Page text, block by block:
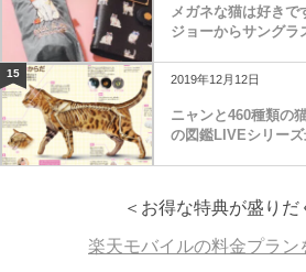
メガネな猫は好き
ジョーからサングラ
15 2019年12月12日
ニャンと460種類の
の図鑑LIVEシリー
＜お得な特典が盛りだ
楽天モバイルの料金プラン